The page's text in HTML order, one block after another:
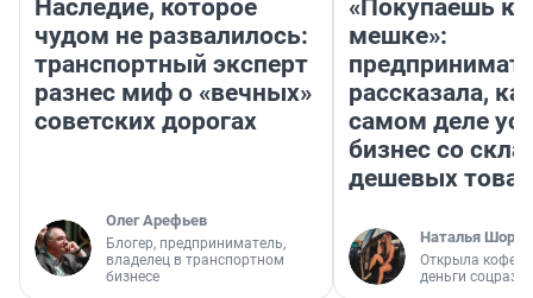
Наследие, которое
чудом не развалилось:
транспортный эксперт
разнес миф о «вечных»
советских дорогах
Олег Арефьев
Блогер, предприниматель,
владелец в транспортном
бизнесе
«Покупаешь
мешке»:
рассказала,
самом деле
бизнес со
дешевых
Наталья
Открыла
деньги